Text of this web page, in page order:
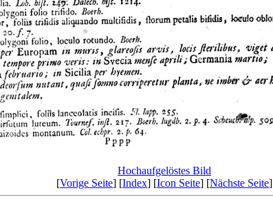
Hochaufgelöstes Bild
[Vorige Seite] [Index] [Icon Seite] [Nächste Seite]